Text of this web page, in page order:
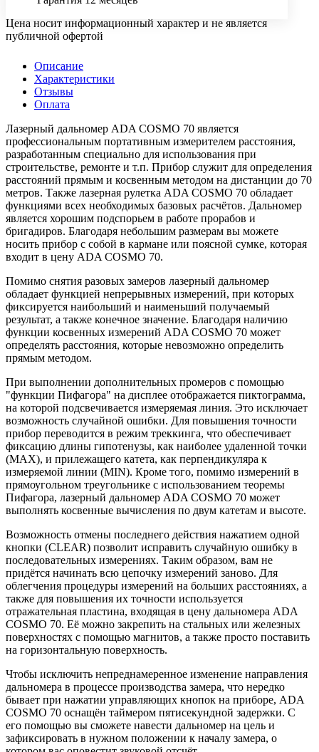
Цена носит информационный характер и не является
публичной офертой
Описание
Характеристики
Отзывы
Оплата
Лазерный дальномер ADA COSMO 70 является
профессиональным портативным измерителем расстояния,
разработанным специально для использования при
строительстве, ремонте и т.п. Прибор служит для определения
расстояний прямым и косвенным методом на дистанции до 70
метров. Также лазерная рулетка ADA COSMO 70 обладает
функциями всех необходимых базовых расчётов. Дальномер
является хорошим подспорьем в работе прорабов и
бригадиров. Благодаря небольшим размерам вы можете
носить прибор с собой в кармане или поясной сумке, которая
входит в цену ADA COSMO 70.
Помимо снятия разовых замеров лазерный дальномер
обладает функцией непрерывных измерений, при которых
фиксируется наибольший и наименьший получаемый
результат, а также конечное значение. Благодаря наличию
функции косвенных измерений ADA COSMO 70 может
определять расстояния, которые невозможно определить
прямым методом.
При выполнении дополнительных промеров с помощью
"функции Пифагора" на дисплее отображается пиктограмма,
на которой подсвечивается измеряемая линия. Это исключает
возможность случайной ошибки. Для повышения точности
прибор переводится в режим треккинга, что обеспечивает
фиксацию длины гипотенузы, как наиболее удаленной точки
(MAX), и прилежащего катета, как перпендикуляра к
измеряемой линии (MIN). Кроме того, помимо измерений в
прямоугольном треугольнике с использованием теоремы
Пифагора, лазерный дальномер ADA COSMO 70 может
выполнять косвенные вычисления по двум катетам и высоте.
Возможность отмены последнего действия нажатием одной
кнопки (CLEAR) позволит исправить случайную ошибку в
последовательных измерениях. Таким образом, вам не
придётся начинать всю цепочку измерений заново. Для
облегчения процедуры измерений на больших расстояниях, а
также для повышения их точности используется
отражательная пластина, входящая в цену дальномера ADA
COSMO 70. Её можно закрепить на стальных или железных
поверхностях с помощью магнитов, а также просто поставить
на горизонтальную поверхность.
Чтобы исключить непреднамеренное изменение направления
дальномера в процессе производства замера, что нередко
бывает при нажатии управляющих кнопок на приборе, ADA
COSMO 70 оснащён таймером пятисекундной задержки. С
его помощью вы сможете навести дальномер на цель и
зафиксировать в нужном положении к началу замера, о